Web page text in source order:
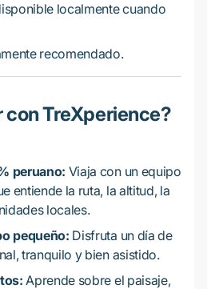
localmente cuando
recomendado.
con TreXperience?
peruano: Viaja con un equipo
entiende la ruta, la altitud, la
locales.
pequeño: Disfruta un día de
tranquilo y bien asistido.
Aprende sobre el paisaje,